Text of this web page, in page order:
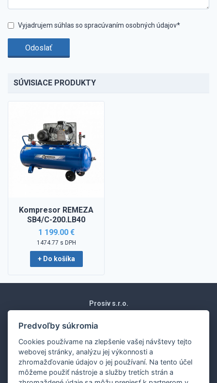
Vyjadrujem súhlas so spracúvaním osobných údajov*
Odoslať
SÚVISIACE PRODUKTY
Kompresor REMEZA
SB4/C-200.LB40
1 199.00 €
1474.77 s DPH
+ Do košíka
Prosiv s.r.o.
Vráble 952 01
Obchodné podmienky
Ochrana osobných údajov
Nákup na splátky
Dodanie
Predvoľby súkromia
Cookies používame na zlepšenie vašej návštevy tejto
webovej stránky, analýzu jej výkonnosti a
zhromažďovanie údajov o jej používaní. Na tento účel
môžeme použiť nástroje a služby tretích strán a